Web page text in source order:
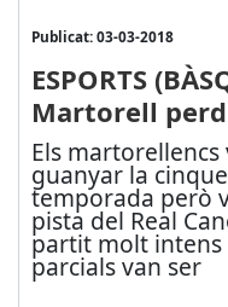
Publicat: 03-03-2018
ESPORTS
Martorell
Els
guanyar la
temporada però
pista del Real
partit molt intens
parcials van ser